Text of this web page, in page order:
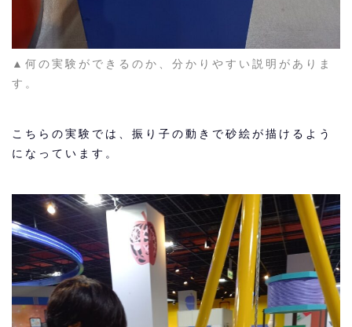
▲何の実験ができるのか、分かりやすい説明がありま
す。
こちらの実験では、振り子の動きで砂絵が描けるよう
になっています。